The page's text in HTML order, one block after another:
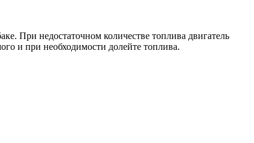
При недостаточном количестве топлива двигатель
и при необходимости долейте топлива.